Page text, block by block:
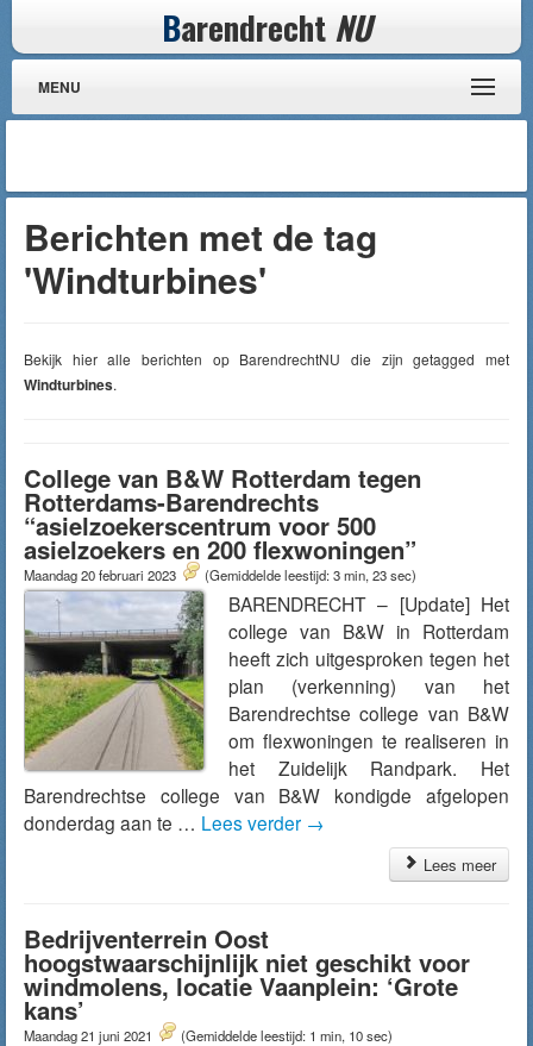
Barendrecht NU
MENU
Berichten met de tag
'Windturbines'
Bekijk hier alle berichten op BarendrechtNU die zijn getagged met
Windturbines.
College van B&W Rotterdam tegen
Rotterdams-Barendrechts
“asielzoekerscentrum voor 500
asielzoekers en 200 flexwoningen”
Maandag 20 februari 2023 (Gemiddelde leestijd: 3 min, 23 sec)
BARENDRECHT – [Update] Het
college van B&W in Rotterdam
heeft zich uitgesproken tegen het
plan (verkenning) van het
Barendrechtse college van B&W
om flexwoningen te realiseren in
het Zuidelijk Randpark. Het
Barendrechtse college van B&W kondigde afgelopen
donderdag aan te … Lees verder →
Lees meer
Bedrijventerrein Oost
hoogstwaarschijnlijk niet geschikt voor
windmolens, locatie Vaanplein: ‘Grote
kans’
Maandag 21 juni 2021 (Gemiddelde leestijd: 1 min, 10 sec)